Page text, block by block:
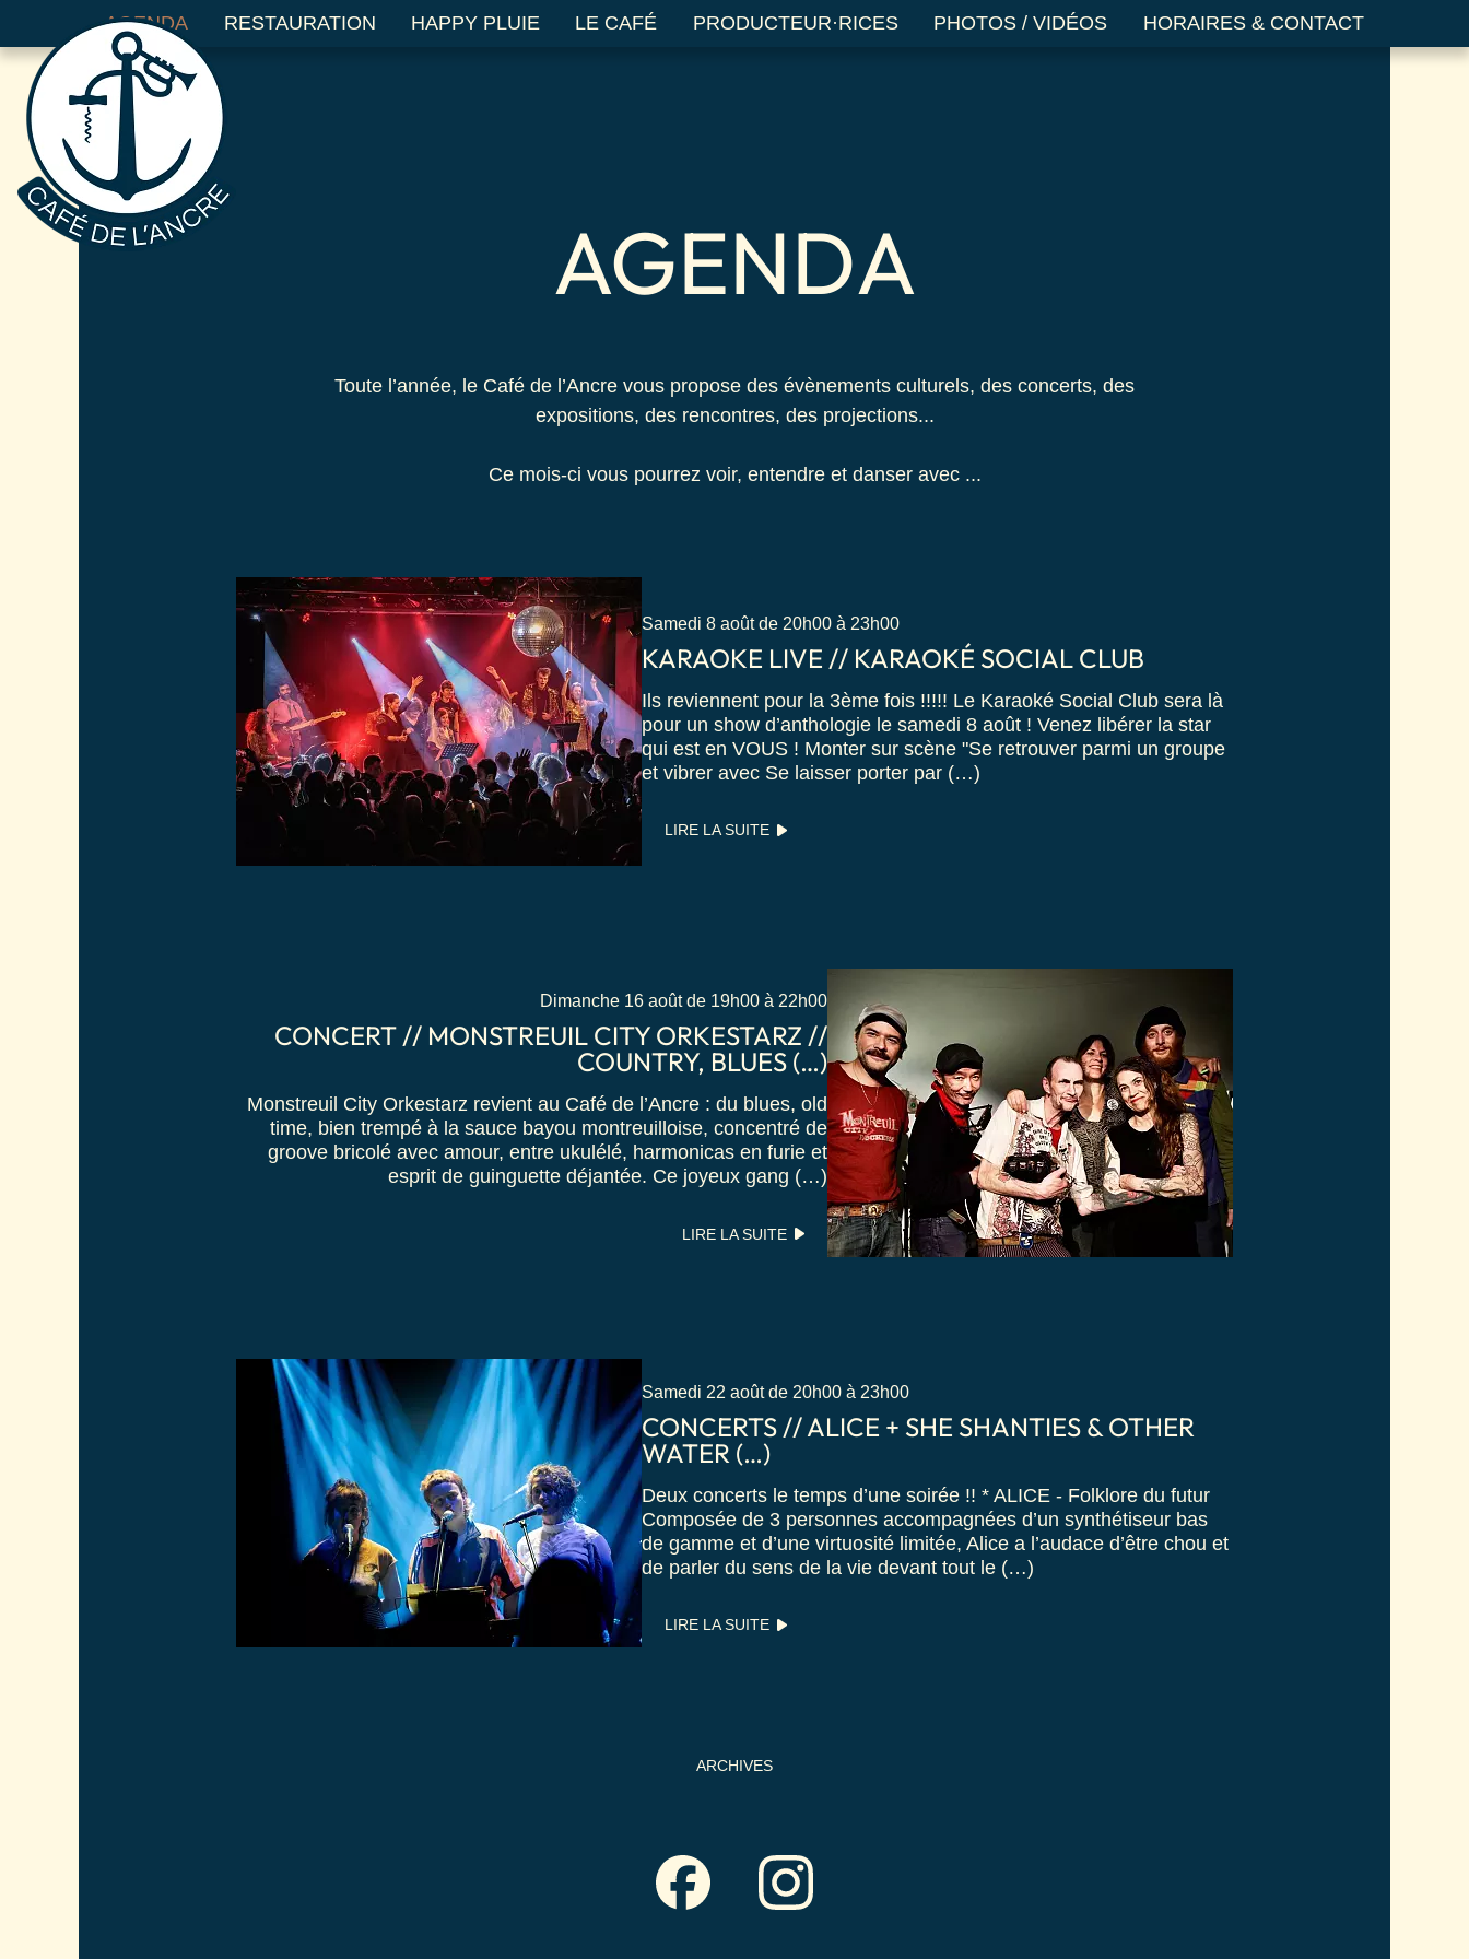
Le Café de l’Ancre - Café concert en Rade de Brest
AGENDA RESTAURATION HAPPY PLUIE LE CAFÉ PRODUCTEUR·RICES PHOTOS / VIDÉOS HORAIRES & CONTACT
AGENDA
Toute l’année, le Café de l’Ancre vous propose des évènements culturels, des concerts, des
expositions, des rencontres, des projections...
Ce mois-ci vous pourrez voir, entendre et danser avec ...
Samedi 8 août de 20h00 à 23h00
KARAOKE LIVE // KARAOKÉ SOCIAL CLUB
Ils reviennent pour la 3ème fois !!!!! Le Karaoké Social Club sera là
pour un show d’anthologie le samedi 8 août ! Venez libérer la star
qui est en VOUS ! Monter sur scène "Se retrouver parmi un groupe
et vibrer avec Se laisser porter par (…)
LIRE LA SUITE
Dimanche 16 août de 19h00 à 22h00
CONCERT // MONSTREUIL CITY ORKESTARZ //
COUNTRY, BLUES (…)
Monstreuil City Orkestarz revient au Café de l’Ancre : du blues, old
time, bien trempé à la sauce bayou montreuilloise, concentré de
groove bricolé avec amour, entre ukulélé, harmonicas en furie et
esprit de guinguette déjantée. Ce joyeux gang (…)
LIRE LA SUITE
Samedi 22 août de 20h00 à 23h00
CONCERTS // ALICE + SHE SHANTIES & OTHER
WATER (…)
Deux concerts le temps d’une soirée !! * ALICE - Folklore du futur
Composée de 3 personnes accompagnées d’un synthétiseur bas
de gamme et d’une virtuosité limitée, Alice a l’audace d’être chou et
de parler du sens de la vie devant tout le (…)
LIRE LA SUITE
ARCHIVES
sociaux facebook